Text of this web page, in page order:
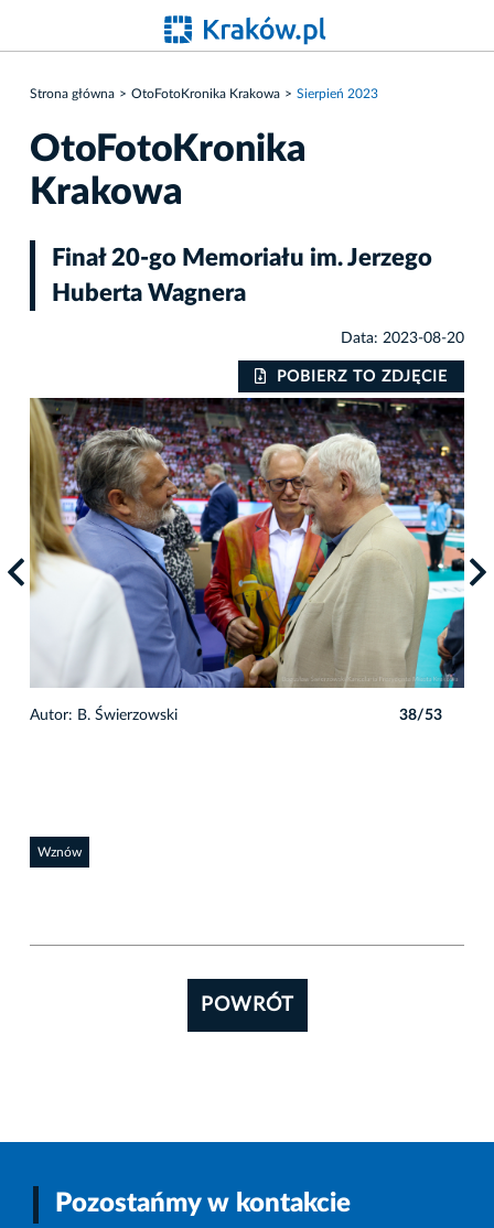
Strona główna OtoFotoKronika Krakowa Sierpień 2023
OtoFotoKronika
Krakowa
Finał 20-go Memoriału im. Jerzego
Huberta Wagnera
Data: 2023-08-20
POBIERZ TO ZDJĘCIE
Autor: B. Świerzowski 38/53
Wznów
POWRÓT
Pozostańmy w kontakcie